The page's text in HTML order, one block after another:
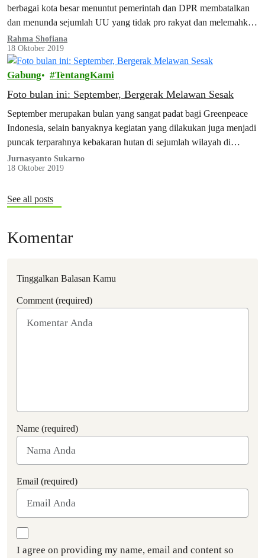
berbagai kota besar menuntut pemerintah dan DPR membatalkan
dan menunda sejumlah UU yang tidak pro rakyat dan melemahkan
demokrasi di Indonesia. Selain itu, ada juga nih aksi Pukul Mundur
Krisis Iklim, yang diinisiasi oleh anak muda yang resah akan masa
depan mereka akibat perubahan iklim.
Rahma Shofiana
18 Oktober 2019
Gabung TentangKami
Foto bulan ini: September, Bergerak Melawan Sesak
September merupakan bulan yang sangat padat bagi Greenpeace
Indonesia, selain banyaknya kegiatan yang dilakukan juga menjadi
puncak terparahnya kebakaran hutan di sejumlah wilayah di
Indonesia terutama Sumatera dan Kalimantan. Berikut ini…
Jurnasyanto Sukarno
18 Oktober 2019
See all posts
Komentar
Tinggalkan Balasan Kamu
Comment (required)
Name (required)
Email (required)
I agree on providing my name, email and content so